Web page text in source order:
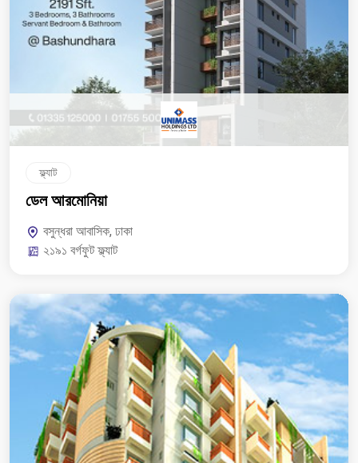
ফ্ল্যাট
ডেল আরমোনিয়া
বসুন্ধরা আবাসিক, ঢাকা
২১৯১ বর্গফুট ফ্ল্যাট